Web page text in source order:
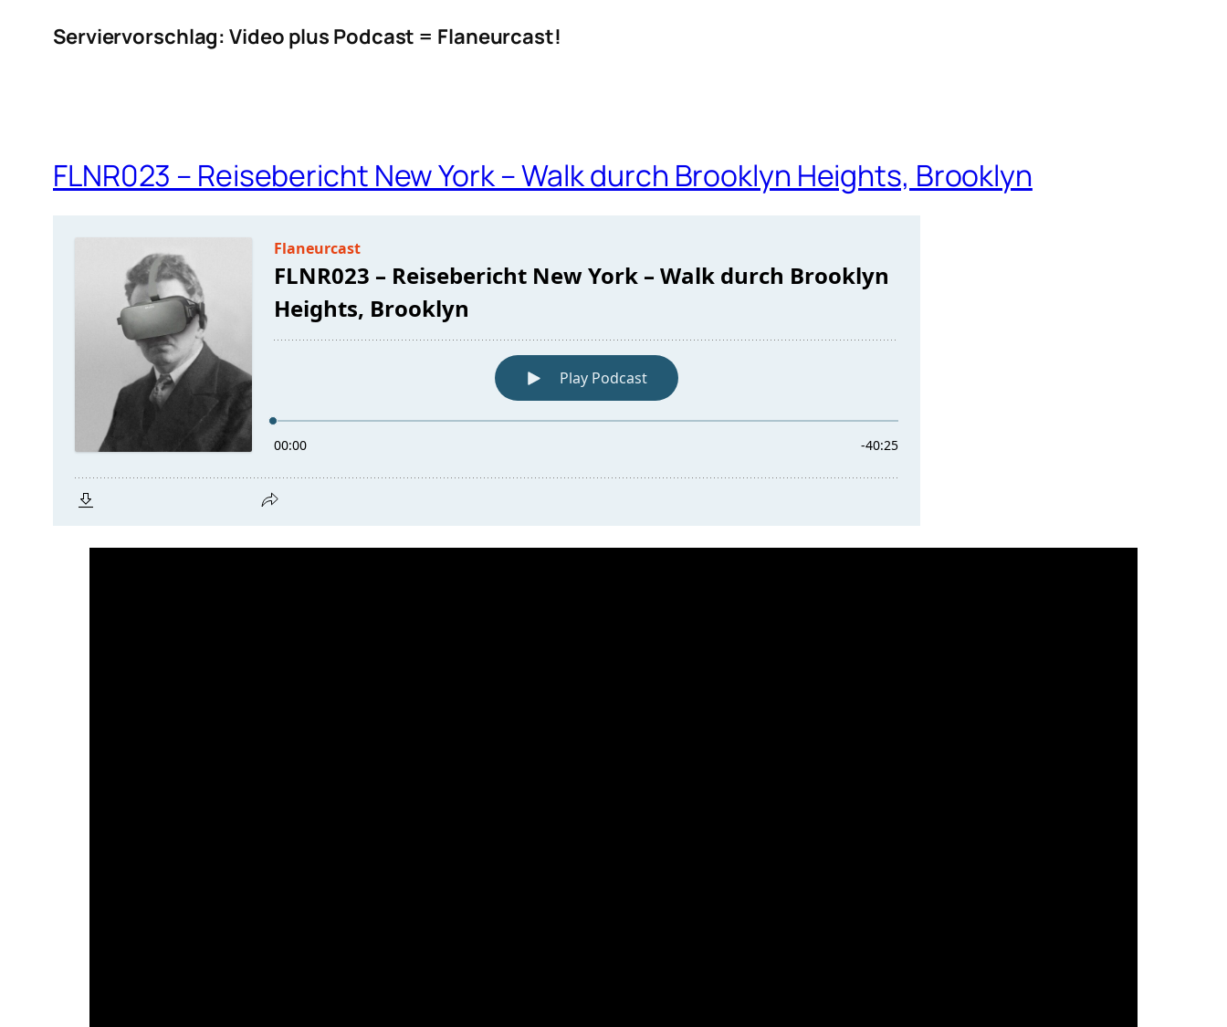
Serviervorschlag: Video plus Podcast = Flaneurcast!
FLNR023 – Reisebericht New York – Walk durch Brooklyn Heights, Brooklyn